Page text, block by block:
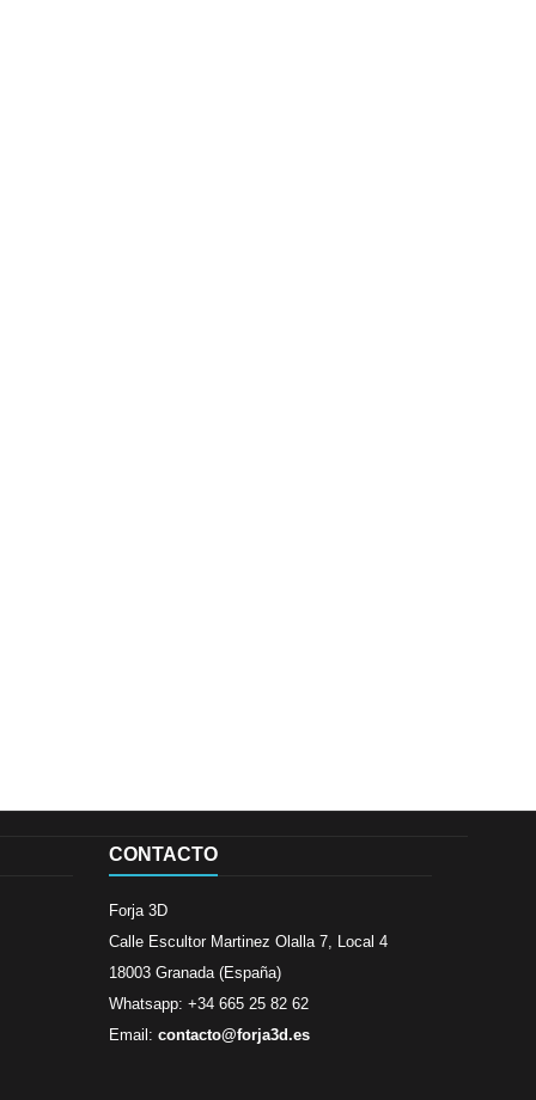
CONTACTO
Forja 3D
Calle Escultor Martinez Olalla 7, Local 4
18003 Granada (España)
Whatsapp: +34 665 25 82 62
Email: contacto@forja3d.es